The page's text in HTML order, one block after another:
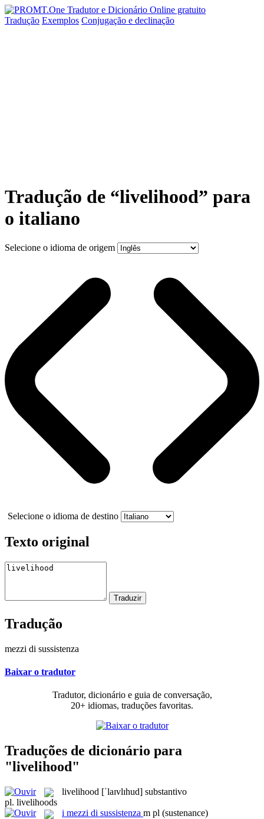
Tradução Exemplos Conjugação e declinação
Tradução de “livelihood” para
o italiano
Selecione o idioma de origem
Selecione o idioma de destino
Texto original
Tradução
mezzi di sussistenza
Baixar o tradutor
Tradutor, dicionário e guia de conversação,
20+ idiomas, traduções favoritas.
Traduções de dicionário para
"livelihood"
livelihood [ˈlaɪvlɪhud] substantivo
pl. livelihoods
i mezzi di sussistenza m pl (sustenance)